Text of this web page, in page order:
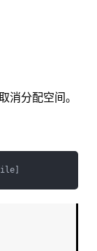
消分配空间。